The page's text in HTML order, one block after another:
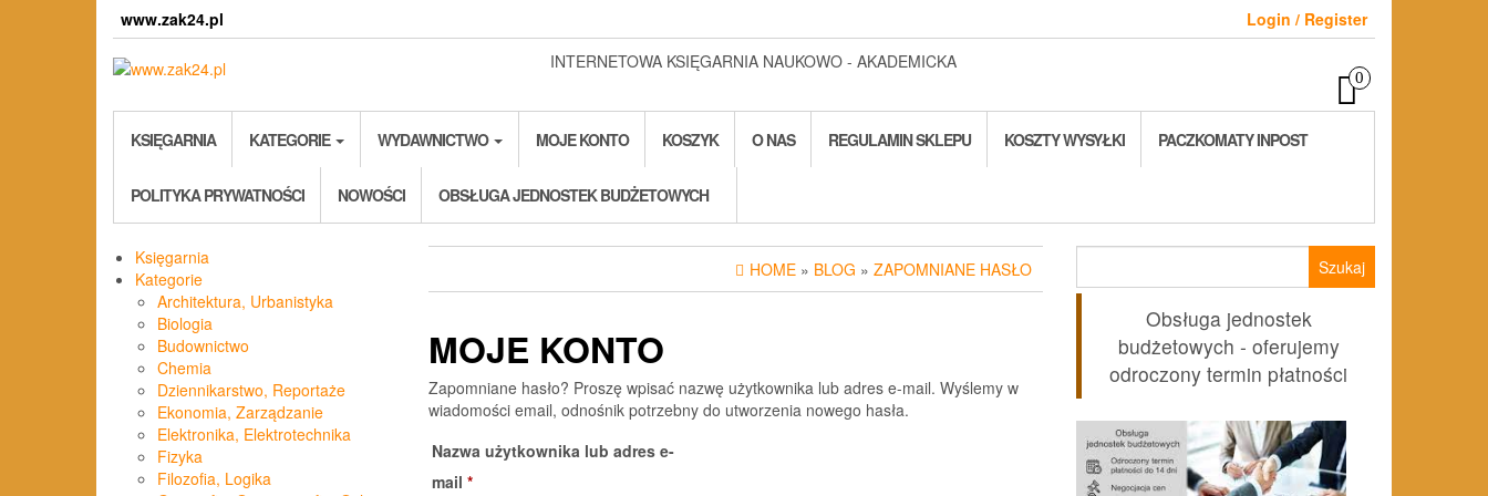
www.zak24.pl
Login / Register
INTERNETOWA KSIĘGARNIA NAUKOWO - AKADEMICKA
0
KSIĘGARNIA KATEGORIE WYDAWNICTWO MOJE KONTO KOSZYK O NAS REGULAMIN SKLEPU KOSZTY WYSYŁKI PACZKOMATY INPOST
POLITYKA PRYWATNOŚCI NOWOŚCI OBSŁUGA JEDNOSTEK BUDŻETOWYCH
Księgarnia
Kategorie
Architektura, Urbanistyka
Biologia
Budownictwo
Chemia
Dziennikarstwo, Reportaże
Ekonomia, Zarządzanie
Elektronika, Elektrotechnika
Fizyka
Filozofia, Logika
HOME » BLOG » ZAPOMNIANE HASŁO
MOJE KONTO
Zapomniane hasło? Proszę wpisać nazwę użytkownika lub adres e-mail. Wyślemy w
wiadomości email, odnośnik potrzebny do utworzenia nowego hasła.
Nazwa użytkownika lub adres e-
mail *Wymagane
Obsługa jednostek
budżetowych - oferujemy
odroczony termin płatności